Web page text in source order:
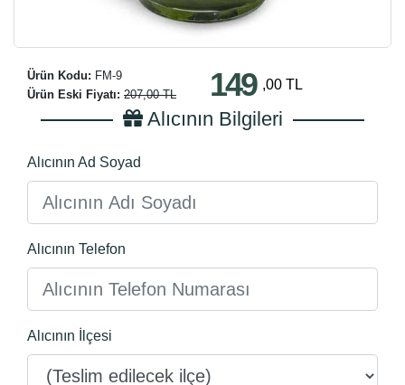
Ürün Kodu: FM-9
Ürün Eski Fiyatı: 207,00 TL 149 ,00 TL
Alıcının Bilgileri
Alıcının Ad Soyad
Alıcının Telefon
Alıcının İlçesi